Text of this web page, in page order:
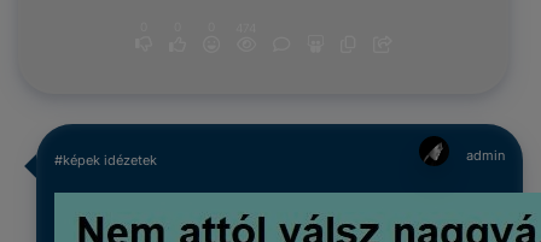
#képek idézetek admin